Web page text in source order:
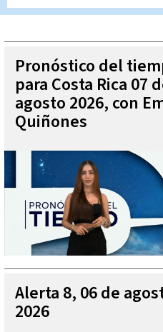
Pronóstico del
para Costa Rica 07
agosto 2026, con
Quiñones
Alerta 8, 06 de
2026